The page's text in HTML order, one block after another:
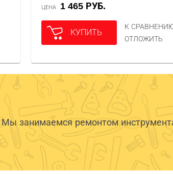
ЦЕНА 1 465 РУБ.
КУПИТЬ
К
ОТЛОЖИТЬ
Мы занимаемся ремонтом